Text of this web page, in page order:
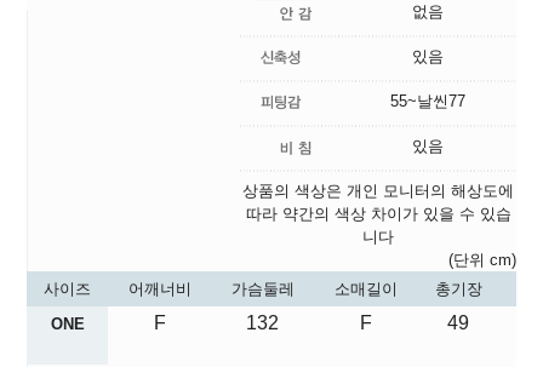
없음
있음
55~날씬77
있음
상품의 색상은 개인 모니터의 해상도에
따라 약간의 색상 차이가 있을 수 있습
니다
(단위 cm)
사이즈
어깨너비 가슴둘레 소매길이
총기장
ONE
F 132 F 49